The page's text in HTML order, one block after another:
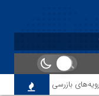
بازرسی تا لزوم اصلاح